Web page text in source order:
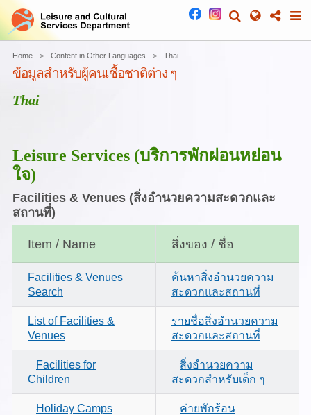
Home Content in Other Languages Thai
ข้อมูลสำหรับผู้คนเชื้อชาติต่าง ๆ
Thai
Leisure Services (บริการพักผ่อนหย่อน
ใจ)
Facilities & Venues (สิ่งอำนวยความสะดวกและ
สถานที่)
Item / Name สิ่งของ / ชื่อ
Facilities & Venues
Search
ค้นหาสิ่งอำนวยความ
สะดวกและสถานที่
List of Facilities &
Venues
รายชื่อสิ่งอำนวยความ
สะดวกและสถานที่
Facilities for
Children
สิ่งอำนวยความ
สะดวกสำหรับเด็ก ๆ
Holiday Camps ค่ายพักร้อน